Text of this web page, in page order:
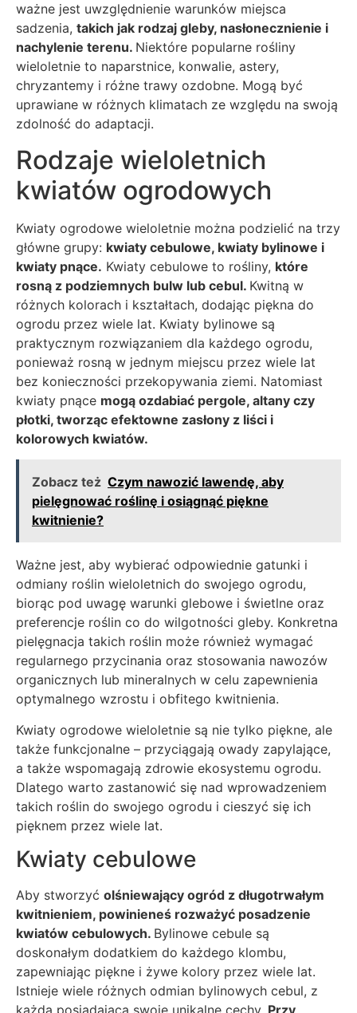
ważne jest uwzględnienie warunków miejsca
sadzenia, takich jak rodzaj gleby, nasłonecznienie i
nachylenie terenu. Niektóre popularne rośliny
wieloletnie to naparstnice, konwalie, astery,
chryzantemy i różne trawy ozdobne. Mogą być
uprawiane w różnych klimatach ze względu na swoją
zdolność do adaptacji.
Rodzaje wieloletnich
kwiatów ogrodowych
Kwiaty ogrodowe wieloletnie można podzielić na trzy
główne grupy: kwiaty cebulowe, kwiaty bylinowe i
kwiaty pnące. Kwiaty cebulowe to rośliny, które
rosną z podziemnych bulw lub cebul. Kwitną w
różnych kolorach i kształtach, dodając piękna do
ogrodu przez wiele lat. Kwiaty bylinowe są
praktycznym rozwiązaniem dla każdego ogrodu,
ponieważ rosną w jednym miejscu przez wiele lat
bez konieczności przekopywania ziemi. Natomiast
kwiaty pnące mogą ozdabiać pergole, altany czy
płotki, tworząc efektowne zasłony z liści i
kolorowych kwiatów.
Zobacz też Czym nawozić lawendę, aby
pielęgnować roślinę i osiągnąć piękne
kwitnienie?
Ważne jest, aby wybierać odpowiednie gatunki i
odmiany roślin wieloletnich do swojego ogrodu,
biorąc pod uwagę warunki glebowe i świetlne oraz
preferencje roślin co do wilgotności gleby. Konkretna
pielęgnacja takich roślin może również wymagać
regularnego przycinania oraz stosowania nawozów
organicznych lub mineralnych w celu zapewnienia
optymalnego wzrostu i obfitego kwitnienia.
Kwiaty ogrodowe wieloletnie są nie tylko piękne, ale
także funkcjonalne – przyciągają owady zapylające,
a także wspomagają zdrowie ekosystemu ogrodu.
Dlatego warto zastanowić się nad wprowadzeniem
takich roślin do swojego ogrodu i cieszyć się ich
pięknem przez wiele lat.
Kwiaty cebulowe
Aby stworzyć olśniewający ogród z długotrwałym
kwitnieniem, powinieneś rozważyć posadzenie
kwiatów cebulowych. Bylinowe cebule są
doskonałym dodatkiem do każdego klombu,
zapewniając piękne i żywe kolory przez wiele lat.
Istnieje wiele różnych odmian bylinowych cebul, z
każdą posiadającą swoje unikalne cechy. Przy